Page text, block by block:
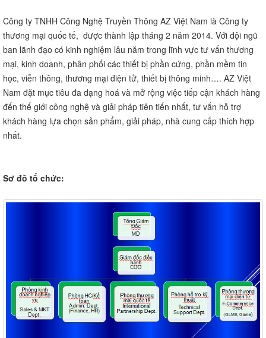
Công ty TNHH Công Nghệ Truyền Thông AZ Việt Nam là Công ty
thương mại quốc tế, được thành lập tháng 2 năm 2014. Với đội ngũ
ban lãnh đạo có kinh nghiệm lâu năm trong lĩnh vực tư vấn thương
mại, kinh doanh, phân phối các thiết bị phần cứng, phần mềm tin
học, viễn thông, thương mại điện tử, thiết bị thông minh…. AZ Việt
Nam đặt mục tiêu đa dạng hoá và mở rộng việc tiếp cận khách hàng
đến thế giới công nghệ và giải pháp tiên tiến nhất, tư vấn hỗ trợ
khách hàng lựa chọn sản phẩm, giải pháp, nhà cung cấp thích hợp
nhất.
Sơ đồ tổ chức: